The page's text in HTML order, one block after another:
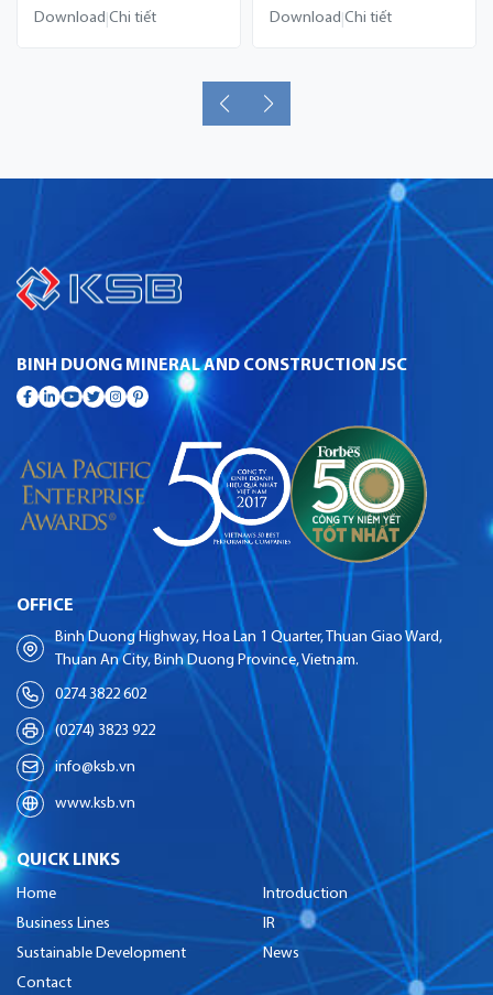
Download Chi tiết Download Chi tiết
BINH DUONG MINERAL AND CONSTRUCTION JSC
OFFICE
Binh Duong Highway, Hoa Lan 1 Quarter, Thuan Giao Ward,
Thuan An City, Binh Duong Province, Vietnam.
0274 3822 602
(0274) 3823 922
info@ksb.vn
www.ksb.vn
QUICK LINKS
Home
Introduction
Business Lines
IR
Sustainable Development
News
Contact